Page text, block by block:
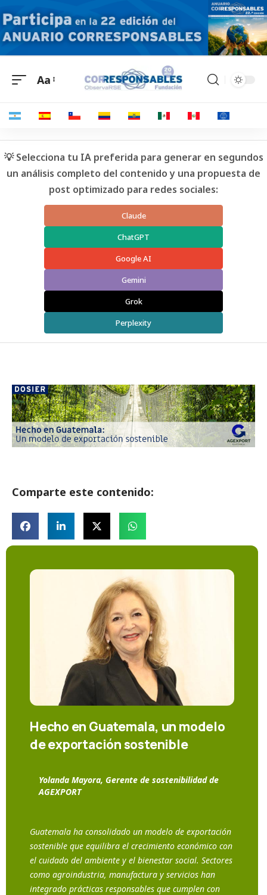
Aa
💡 Selecciona tu IA preferida para generar en segundos
un análisis completo del contenido y una propuesta de
post optimizado para redes sociales:
Claude
ChatGPT
Google AI
Gemini
Grok
Perplexity
Comparte este contenido:
Hecho en Guatemala, un modelo
de exportación sostenible
Yolanda Mayora, Gerente de sostenibilidad de
AGEXPORT
Guatemala ha consolidado un modelo de exportación
sostenible que equilibra el crecimiento económico con
el cuidado del ambiente y el bienestar social. Sectores
como agroindustria, manufactura y servicios han
integrado prácticas responsables que cumplen con